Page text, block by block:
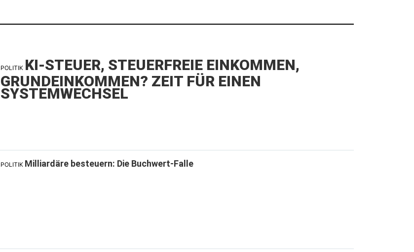
POLITIK KI-STEUER, STEUERFREIE EINKOMMEN,
GRUNDEINKOMMEN? ZEIT FÜR EINEN
SYSTEMWECHSEL
POLITIK Milliardäre besteuern: Die Buchwert-Falle